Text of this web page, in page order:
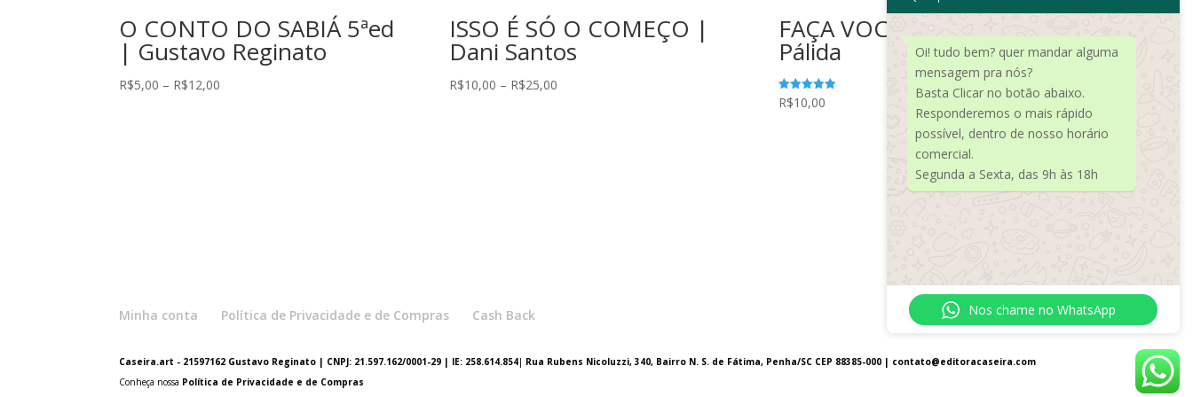
O CONTO DO SABIÁ 5ªed
| Gustavo Reginato
R$5,00 – R$12,00
ISSO É SÓ O COMEÇO |
Dani Santos
R$10,00 – R$25,00Faixa
FAÇA VOCÊ MESMX | Cara
Pálida
Avaliação
5.00
R$10,00
Minha conta Política de Privacidade e de Compras Cash Back
Caseira.art - 21597162 Gustavo Reginato | CNPJ: 21.597.162/0001-29 | IE: 258.614.854| Rua Rubens Nicoluzzi, 340, Bairro N. S. de Fátima, Penha/SC CEP 88385-000 | contato@editoracaseira.com
Conheça nossa Política de Privacidade e de Compras
Oi! tudo bem? quer mandar alguma
mensagem pra nós?
Basta Clicar no botão abaixo.
Responderemos o mais rápido
possível, dentro de nosso horário
comercial.
Segunda a Sexta, das 9h às 18h
Nos chame no WhatsApp